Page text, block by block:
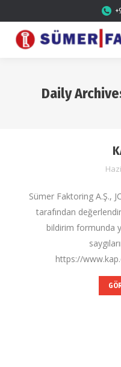
Daily
Sümer Faktoring A.Ş.,
tarafından
bildirim formunda
https://